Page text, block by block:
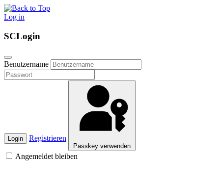
Log in
SCLogin
Benutzername
Login Registrieren
Passkey verwenden
Angemeldet bleiben